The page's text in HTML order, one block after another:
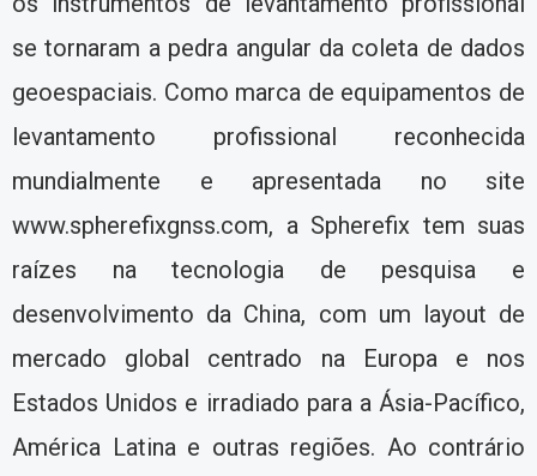
se tornaram a pedra angular da coleta de dados
geoespaciais. Como marca de equipamentos de
levantamento profissional reconhecida
mundialmente e apresentada no site
www.spherefixgnss.com, a Spherefix tem suas
raízes na tecnologia de pesquisa e
desenvolvimento da China, com um layout de
mercado global centrado na Europa e nos
Estados Unidos e irradiado para a Ásia-Pacífico,
América Latina e outras regiões. Ao contrário